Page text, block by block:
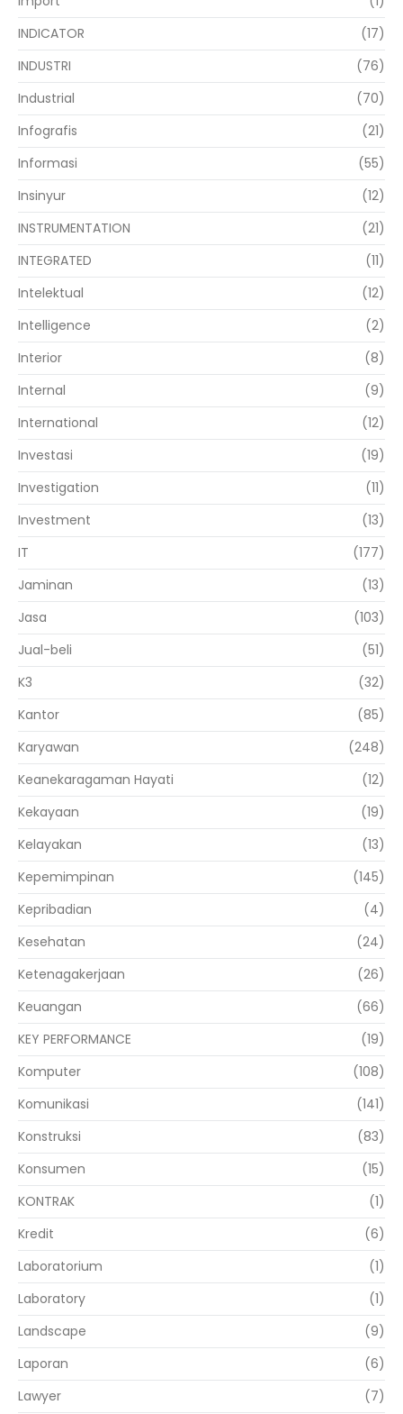
INDICATOR
(17)
INDUSTRI
(76)
Industrial
(70)
Infografis
(21)
Informasi
(55)
Insinyur
(12)
INSTRUMENTATION
(21)
INTEGRATED
(11)
Intelektual
(12)
Intelligence
(2)
Interior
(8)
Internal
(9)
International
(12)
Investasi
(19)
Investigation
(11)
Investment
(13)
IT
(177)
Jaminan
(13)
Jasa
(103)
Jual-beli
(51)
K3
(32)
Kantor
(85)
Karyawan
(248)
Keanekaragaman Hayati
(12)
Kekayaan
(19)
Kelayakan
(13)
Kepemimpinan
(145)
Kepribadian
(4)
Kesehatan
(24)
Ketenagakerjaan
(26)
Keuangan
(66)
KEY PERFORMANCE
(19)
Komputer
(108)
Komunikasi
(141)
Konstruksi
(83)
Konsumen
(15)
KONTRAK
(1)
Kredit
(6)
Laboratorium
(1)
Laboratory
(1)
Landscape
(9)
Laporan
(6)
Lawyer
(7)